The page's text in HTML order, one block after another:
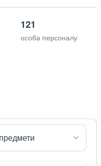
121
особа персоналу